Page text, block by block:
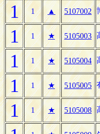
1 1 ▲ 5107002
1 1 ★ 5105003
1 1 ★ 5105004
1 1 ★ 5105005
1 1 ★ 5105008